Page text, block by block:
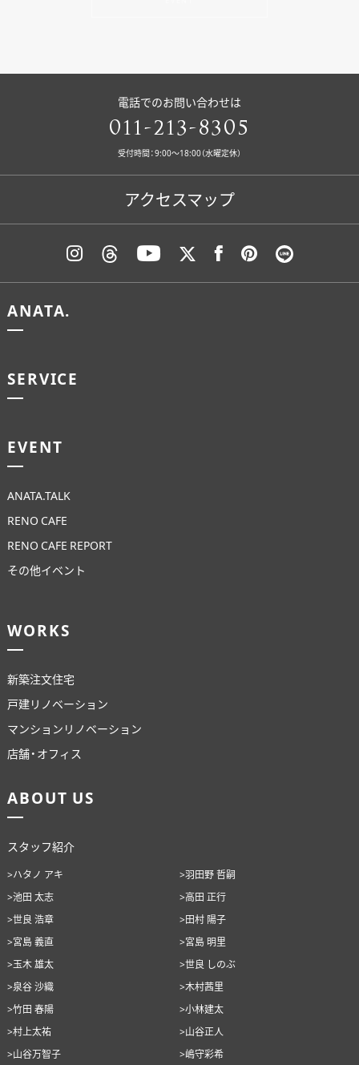
電話でのお問い合わせは
011-213-8305
受付時間：9:00〜18:00（水曜定休）
アクセスマップ
ANATA.
SERVICE
EVENT
ANATA.TALK
RENO CAFE
RENO CAFE REPORT
その他イベント
WORKS
新築注文住宅
戸建リノベーション
マンションリノベーション
店舗・オフィス
ABOUT US
スタッフ紹介
>ハタノ アキ
>羽田野 哲嗣
>池田 太志
>高田 正行
>世良 浩章
>田村 陽子
>宮島 義直
>宮島 明里
>玉木 雄太
>世良 しのぶ
>泉谷 沙織
>木村茜里
>竹田 春陽
>小林建太
>村上太祐
>山谷正人
>山谷万智子
>嶋守彩希